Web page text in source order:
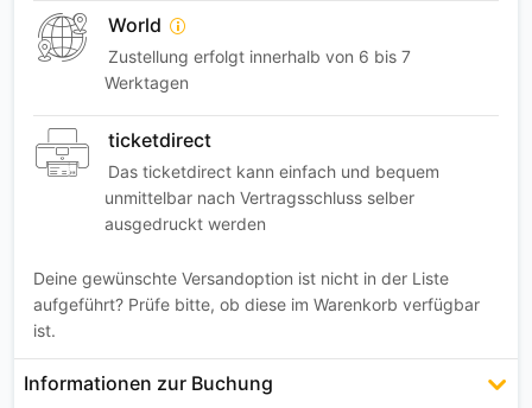
World
Zustellung erfolgt innerhalb von 6 bis 7
Werktagen
ticketdirect
Das ticketdirect kann einfach und bequem
unmittelbar nach Vertragsschluss selber
ausgedruckt werden
Deine gewünschte Versandoption ist nicht in der Liste
aufgeführt? Prüfe bitte, ob diese im Warenkorb verfügbar
ist.
Informationen zur Buchung